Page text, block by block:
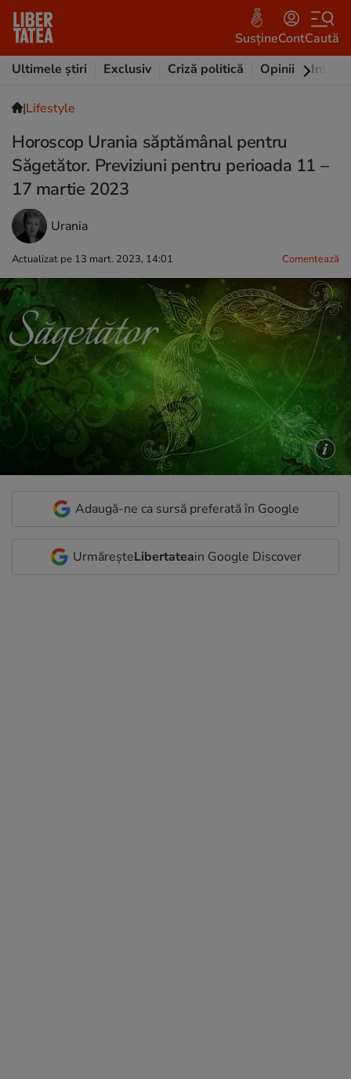
SusțineContCaută
Ultimele știri
Exclusiv Criză politică Opinii
|Lifestyle
Horoscop Urania săptămânal pentru
Săgetător. Previziuni pentru perioada 11 –
17 martie 2023
Urania
Actualizat pe 13 mart. 2023, 14:01 Comentează
Adaugă-ne ca sursă preferată în Google
UrmăreșteLibertateain Google Discover